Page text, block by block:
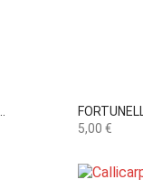
Precio
5,00 €